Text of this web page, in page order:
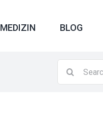
MEDIZIN BLOG